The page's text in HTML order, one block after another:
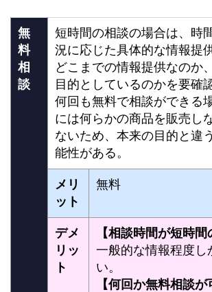
無
料
相
談
短時間の相談の場合は、時
況に応じた具体的な情報提
どこまでの情報提供なのか
目的としているのかを要確認
何回も無料で相談ができる
には何らかの商品を販売し
ないため、本来の目的と違
能性がある。
メリ
ット
無料
デメ
リッ
ト
【相談時間が短時間
一般的な情報程度し
い。
【何回か無料相談が